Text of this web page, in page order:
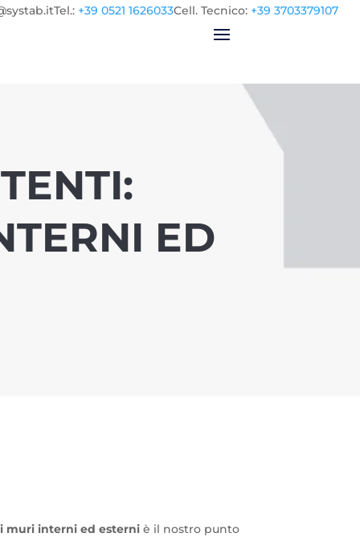
Cell. Tecnico: +39 3703379107
Tel.: +39 0521 1626033
ED
muri interni ed esterni è il nostro punto